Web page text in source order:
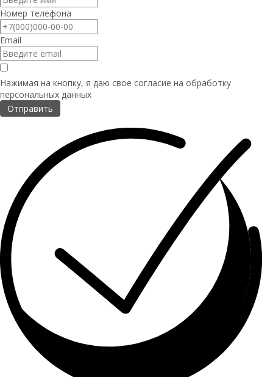
Номер телефона
Email
Нажимая на кнопку, я даю свое согласие на обработку
персональных данных
Отправить